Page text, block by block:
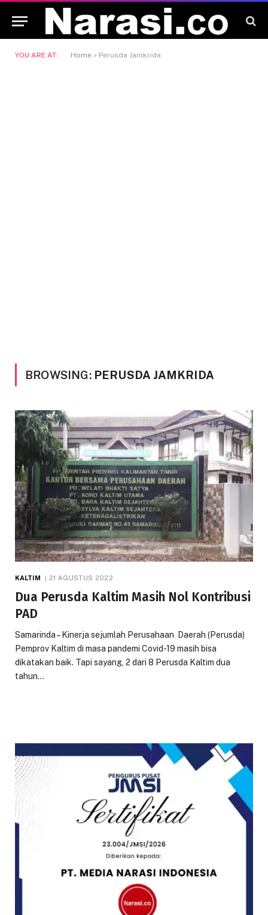
YOU ARE AT: Home » Perusda Jamkrida
BROWSING: PERUSDA JAMKRIDA
KALTIM 21 AGUSTUS 2022
Dua Perusda Kaltim Masih Nol Kontribusi
PAD
Samarinda – Kinerja sejumlah Perusahaan Daerah (Perusda)
Pemprov Kaltim di masa pandemi Covid-19 masih bisa
dikatakan baik. Tapi sayang, 2 dari 8 Perusda Kaltim dua
tahun…